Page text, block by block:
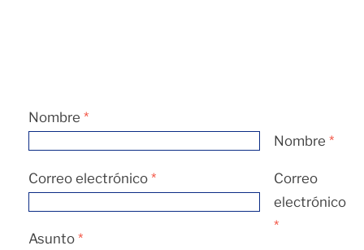
Nombre *
Nombre *
Correo electrónico *
Correo
electrónico
*
Asunto *